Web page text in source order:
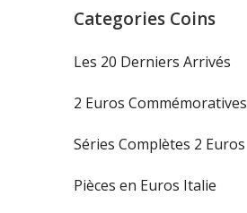
Categories Coins
Les 20 Derniers Arrivés
2 Euros Commémoratives
Séries Complètes 2 Euros
Pièces en Euros Italie